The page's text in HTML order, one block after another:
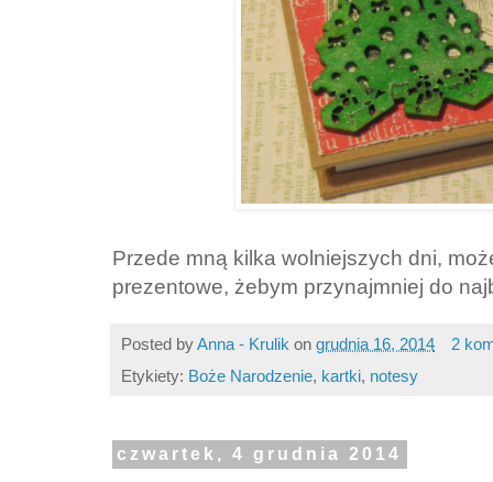
Przede mną kilka wolniejszych dni,
prezentowe, żebym przynajmniej do
Posted byAnna - Krulik on grudnia 16, 2014
2
Etykiety: Boże Narodzenie, kartki, notesy
czwartek, 4 grudnia 2014